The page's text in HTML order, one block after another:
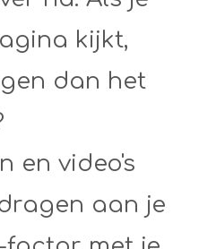
kijkt,
dan het
en video's
aan je